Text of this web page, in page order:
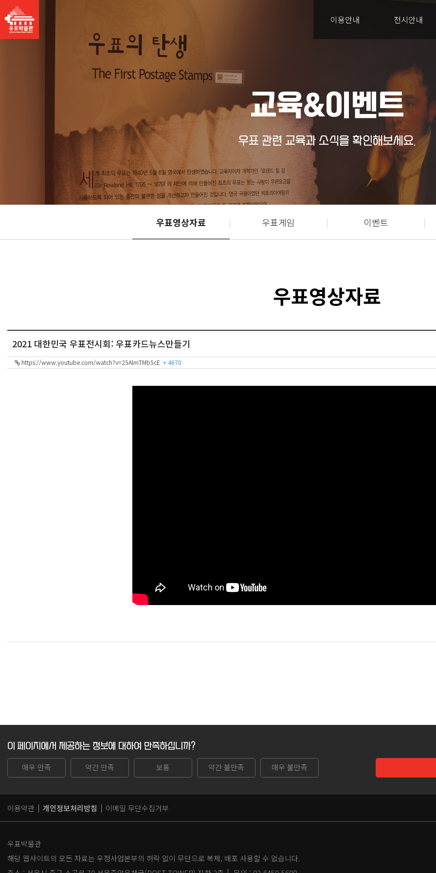
이용안내 전시안내
교육&이벤트
우표 관련 교육과 소식을 확인해보세요.
우표영상자료 우표게임 이벤트
우표영상자료
2021 대한민국 우표전시회: 우표카드뉴스만들기
https://www.youtube.com/watch?v=25AlmTMb5cE + 4670
이 페이지에서 제공하는 정보에 대하여 만족하십니까?
매우 만족 약간 만족 보통 약간 불만족 매우 불만족
이용약관 개인정보처리방침 이메일 무단수집거부
우표박물관
해당 웹사이트의 모든 자료는 우정사업본부의 허락 없이 무단으로 복제, 배포 사용할 수 없습니다.